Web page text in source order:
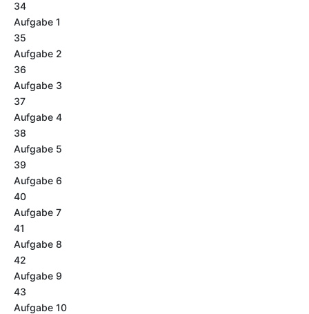
34
Aufgabe 1
35
Aufgabe 2
36
Aufgabe 3
37
Aufgabe 4
38
Aufgabe 5
39
Aufgabe 6
40
Aufgabe 7
41
Aufgabe 8
42
Aufgabe 9
43
Aufgabe 10